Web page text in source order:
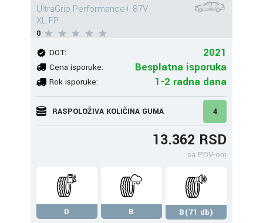
UltraGrip Performance+ 87V
XL FP
0
DOT: 2021
Cena isporuke: Besplatna isporuka
Rok isporuke: 1-2 radna dana
RASPOLOŽIVA KOLIČINA GUMA 4
13.362 RSD
sa PDV-om
D B
B(71 db)